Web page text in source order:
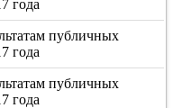
года
публичных
года
публичных
года